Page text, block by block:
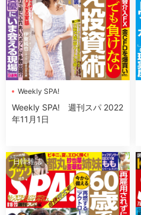
Weekly SPA!
Weekly SPA! 週刊スパ 2022
年11月1日
日韓雜誌